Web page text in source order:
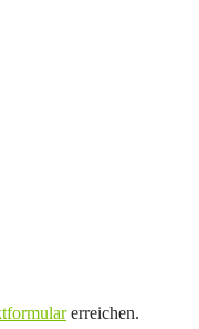
erreichen.